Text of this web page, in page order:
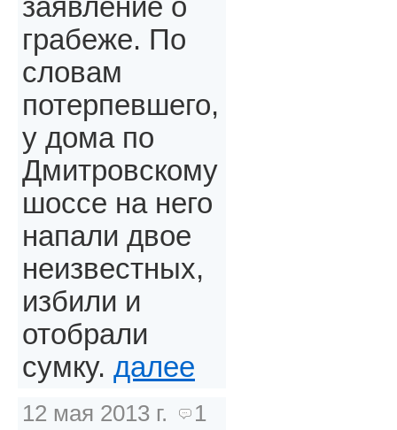
заявление о
грабеже. По
словам
потерпевшего,
у дома по
Дмитровскому
шоссе на него
напали двое
неизвестных,
избили и
отобрали
сумку. далее
12 мая 2013 г. 1